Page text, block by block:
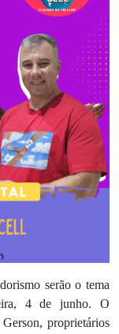
serão o tema
4 de junho. O
proprietários